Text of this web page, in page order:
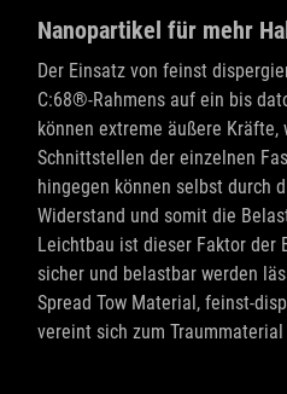
Nanopartikel für mehr
Der Einsatz von feinst
C:68®-Rahmens auf ein bis
können extreme äußere
Schnittstellen der einzelnen
hingegen können selbst durch
Widerstand und somit die
Leichtbau ist dieser Faktor der
sicher und belastbar werden
Spread Tow Material, feinst-
vereint sich zum